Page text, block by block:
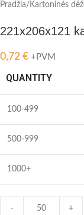
Pradžia/ Kartoninės
221x206x121
0,72 € +PVM
QUANTITY
100-499
500-999
1000+
- +